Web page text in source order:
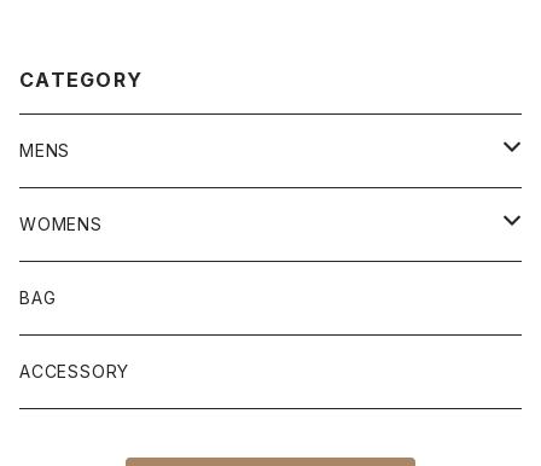
CATEGORY
MENS
JACKET
TOPS
PANTS
WOMENS
JACKET
TOPS
BAG
ACCESSORY